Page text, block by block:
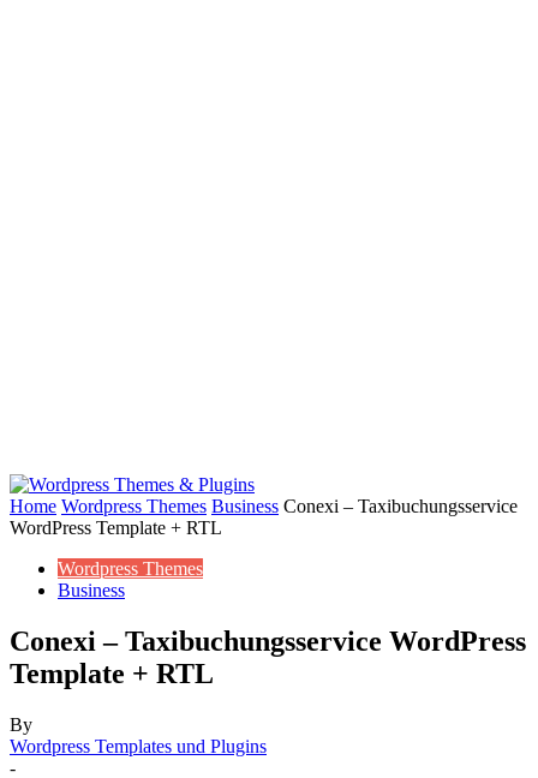
Home Wordpress Themes Business Conexi – Taxibuchungsservice
WordPress Template + RTL
Wordpress Themes
Business
Conexi – Taxibuchungsservice WordPress
Template + RTL
By
Wordpress Templates und Plugins
-